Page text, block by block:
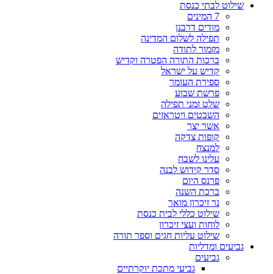
שילוט לבתי כנסת
7 המינים
מודים דרבנן
תפילה לשלום המדינה
מזמור לתודה
ברכות התורה הפטרה וקדיש
קדיש על ישראל
ספירת העומר
פרשת שבוע
שלט זמני תפילה
השבטים ויטראזים
אשר יצר
קופות צדקה
למנצח
עלינו לשבח
סדר קידוש לבנה
פרנס היום
ברכת השנה
נר זיכרון מואר
שילוט כללי לבית כנסת
לוחות ועצי זיכרון
שילוט עליות חגים וספר תורה
גביעים ומדליות
גביעים
גביעי מתכת יוקרתיים